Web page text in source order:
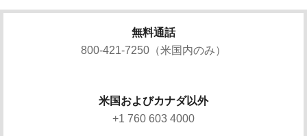
無料通話
800-421-7250（米国内のみ）
米国およびカナダ以外
+1 760 603 4000